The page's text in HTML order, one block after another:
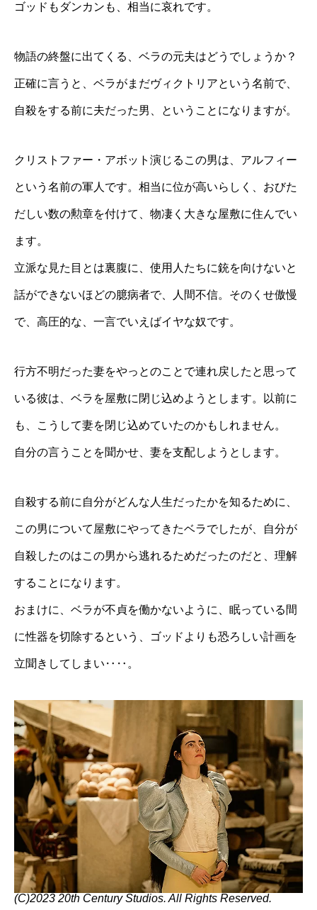
ゴッドもダンカンも、相当に哀れです。
物語の終盤に出てくる、ベラの元夫はどうでしょうか？
正確に言うと、ベラがまだヴィクトリアという名前で、
自殺をする前に夫だった男、ということになりますが。
クリストファー・アボット演じるこの男は、アルフィー
という名前の軍人です。相当に位が高いらしく、おびた
だしい数の勲章を付けて、物凄く大きな屋敷に住んでい
ます。
立派な見た目とは裏腹に、使用人たちに銃を向けないと
話ができないほどの臆病者で、人間不信。そのくせ傲慢
で、高圧的な、一言でいえばイヤな奴です。
行方不明だった妻をやっとのことで連れ戻したと思って
いる彼は、ベラを屋敷に閉じ込めようとします。以前に
も、こうして妻を閉じ込めていたのかもしれません。
自分の言うことを聞かせ、妻を支配しようとします。
自殺する前に自分がどんな人生だったかを知るために、
この男について屋敷にやってきたベラでしたが、自分が
自殺したのはこの男から逃れるためだったのだと、理解
することになります。
おまけに、ベラが不貞を働かないように、眠っている間
に性器を切除するという、ゴッドよりも恐ろしい計画を
立聞きしてしまい‥‥。
(C)2023 20th Century Studios. All Rights Reserved.